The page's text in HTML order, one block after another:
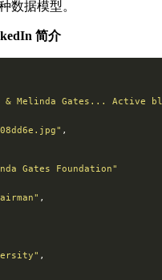
数据模型。
简介
Melinda Gates... Active
Gates Foundation"